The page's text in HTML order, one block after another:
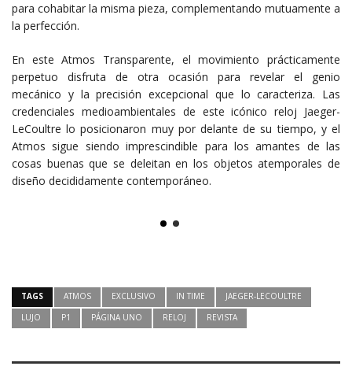
para cohabitar la misma pieza, complementando mutuamente a
la perfección.
En este Atmos Transparente, el movimiento prácticamente
perpetuo disfruta de otra ocasión para revelar el genio
mecánico y la precisión excepcional que lo caracteriza. Las
credenciales medioambientales de este icónico reloj Jaeger-
LeCoultre lo posicionaron muy por delante de su tiempo, y el
Atmos sigue siendo imprescindible para los amantes de las
cosas buenas que se deleitan en los objetos atemporales de
diseño decididamente contemporáneo.
TAGS ATMOS EXCLUSIVO IN TIME
JAEGER-LECOULTRE
LUJO
P1 PÁGINA UNO RELOJ REVISTA